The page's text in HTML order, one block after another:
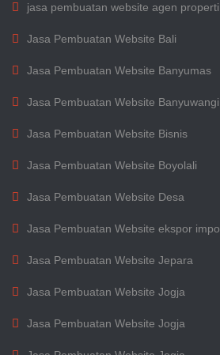
jasa pembuatan website agen properti
Jasa Pembuatan Website Bali
Jasa Pembuatan Website Banyumas
Jasa Pembuatan Website Banyuwangi
Jasa Pembuatan Website Bisnis
Jasa Pembuatan Website Boyolali
Jasa Pembuatan Website Desa
Jasa Pembuatan Website ekspor
Jasa Pembuatan Website Jepara
Jasa Pembuatan Website Jogja
Jasa Pembuatan Website Jogja